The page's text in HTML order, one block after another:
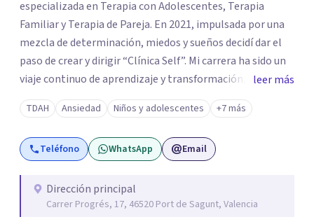
especializada en Terapia con Adolescentes, Terapia
Familiar y Terapia de Pareja. En 2021, impulsada por una
mezcla de determinación, miedos y sueños decidí dar el
paso de crear y dirigir “Clínica Self”. Mi carrera ha sido un
viaje continuo de aprendizaje y transformación,
moldeado por másters, especializaciones y experiencias
que han reafirmado mi verdadera vocación: acompañar a
familias y adolescentes en sus momentos más cruciales,
guiándolos hacia relaciones más saludables y un
leer más
TDAH Ansiedad Niños y adolescentes +7 más
Teléfono WhatsApp Email
Dirección principal
Carrer Progrés, 17, 46520 Port de Sagunt, Valencia